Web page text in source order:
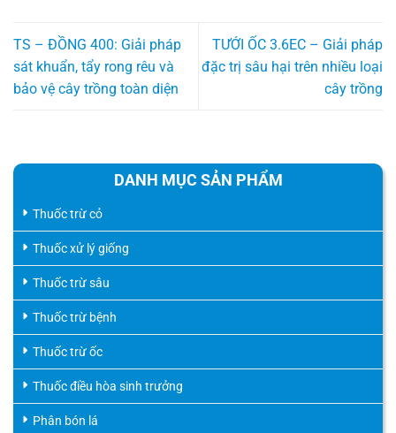
TS – ĐỒNG 400: Giải pháp
sát khuẩn, tẩy rong rêu và
bảo vệ cây trồng toàn diện
TƯỚI ỐC 3.6EC – Giải pháp
đặc trị sâu hại trên nhiều loại
cây trồng
DANH MỤC SẢN PHẨM
Thuốc trừ cỏ
Thuốc xử lý giống
Thuốc trừ sâu
Thuốc trừ bệnh
Thuốc trừ ốc
Thuốc điều hòa sinh trưởng
Phân bón lá